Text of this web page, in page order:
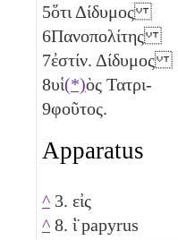
5ὅτι Δίδυμος
6Πανοπολίτης
7ἐστίν. Δίδυμος
8υἱ(*)ὸς Τατρι-
9φοῦτος.
Apparatus
^ 3. εἰς
^ 8. ἱ̈ papyrus